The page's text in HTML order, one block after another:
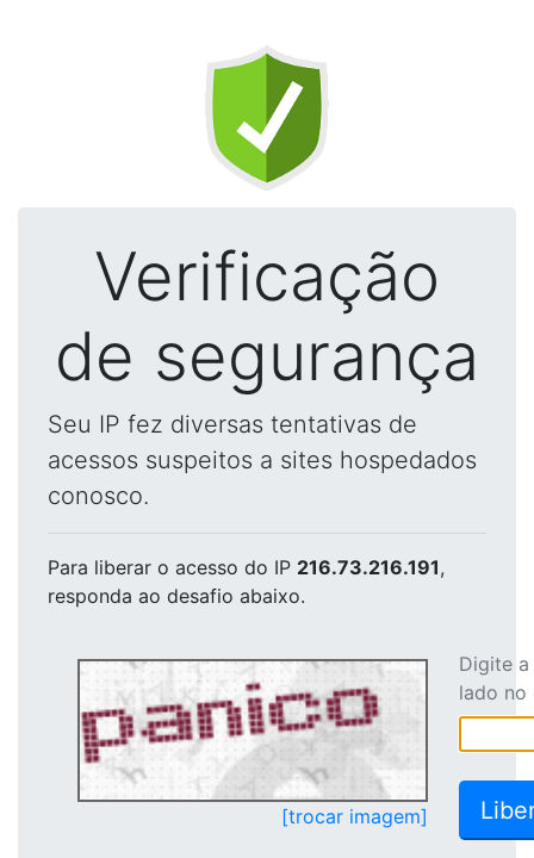
Verificação
de segurança
Seu IP fez diversas tentativas de
acessos suspeitos a sites hospedados
conosco.
Para liberar o acesso do IP 216.73.216.191,
responda ao desafio abaixo.
[trocar imagem]
Digite
lado no